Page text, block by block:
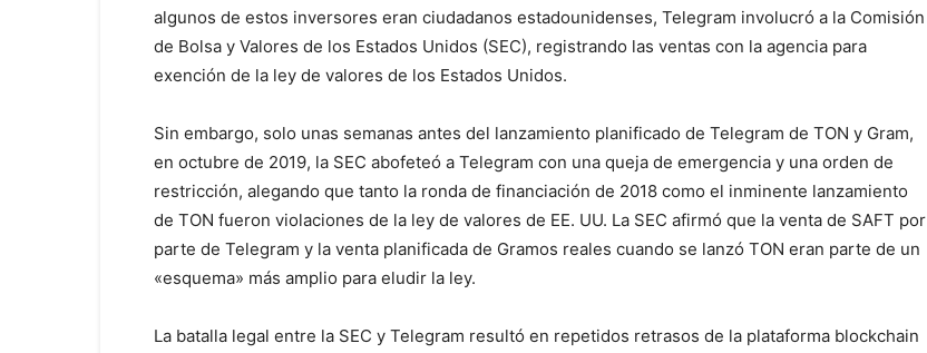
algunos de estos inversores eran ciudadanos estadounidenses, Telegram involucró a la Comisión
de Bolsa y Valores de los Estados Unidos (SEC), registrando las ventas con la agencia para
exención de la ley de valores de los Estados Unidos.
Sin embargo, solo unas semanas antes del lanzamiento planificado de Telegram de TON y Gram,
en octubre de 2019, la SEC abofeteó a Telegram con una queja de emergencia y una orden de
restricción, alegando que tanto la ronda de financiación de 2018 como el inminente lanzamiento
de TON fueron violaciones de la ley de valores de EE. UU. La SEC afirmó que la venta de SAFT por
parte de Telegram y la venta planificada de Gramos reales cuando se lanzó TON eran parte de un
«esquema» más amplio para eludir la ley.
La batalla legal entre la SEC y Telegram resultó en repetidos retrasos de la plataforma blockchain